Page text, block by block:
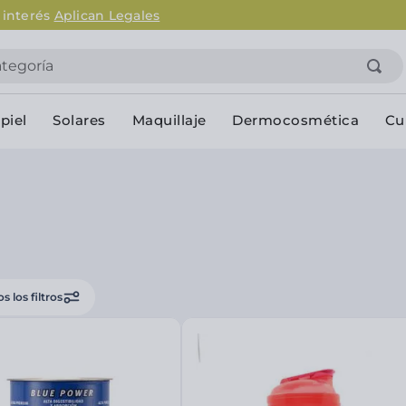
Envío gratis en AMBA en compras mayores a $120.000
Contorno de ojos
Repelentes
Higiene
Solares Maquillaje Dermocosmética
los filtros